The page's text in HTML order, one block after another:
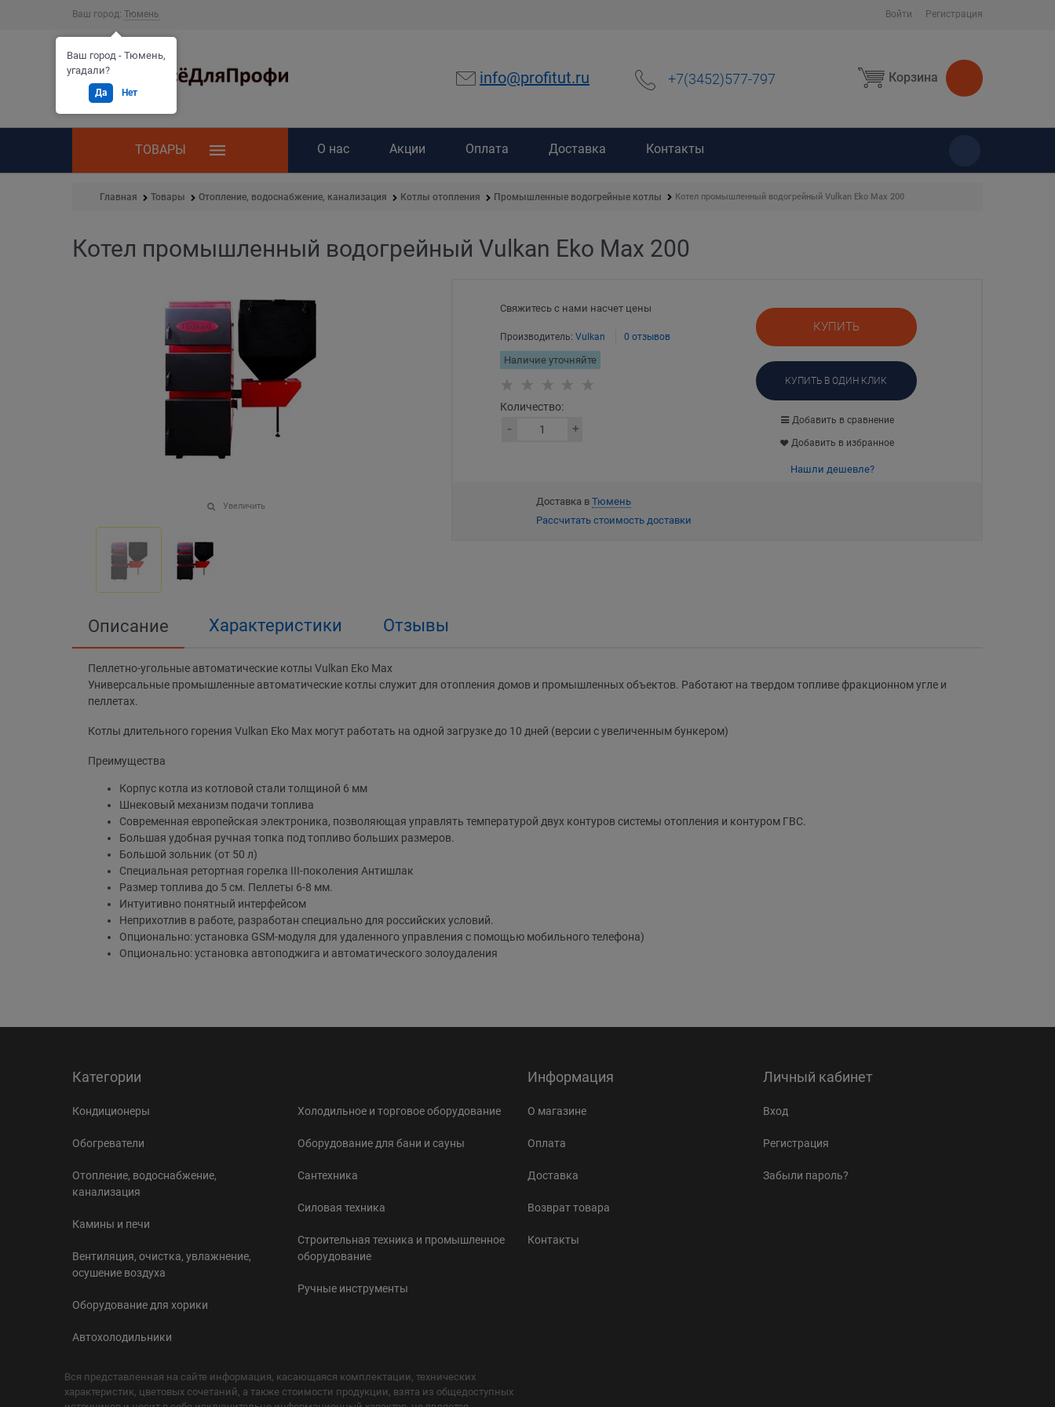
Ваш город: Тюмень Войти Регистрация
info@profitut.ru +7(3452)577-797 Корзина
ТОВАРЫ О нас Акции Оплата Доставка Контакты
Главная Товары Отопление, водоснабжение, канализация Котлы отопления Промышленные водогрейные котлы Котел промышленный водогрейный Vulkan Eko Max 200
Котел промышленный водогрейный Vulkan Eko Max 200
Увеличить
Свяжитесь с нами насчет цены
Производитель:Vulkan 0 отзывов
Наличие уточняйте
Количество:
КУПИТЬ
КУПИТЬ В ОДИН КЛИК
Добавить в сравнение
Добавить в избранное
Нашли дешевле?
Доставка вТюмень
Рассчитать стоимость доставки
Описание Характеристики Отзывы
Пеллетно-угольные автоматические котлы Vulkan Eko Max
Универсальные промышленные автоматические котлы служит для отопления домов и промышленных объектов. Работают на твердом топливе фракционном угле и
пеллетах.
Котлы длительного горения Vulkan Eko Max могут работать на одной загрузке до 10 дней (версии с увеличенным бункером)
Преимущества
Корпус котла из котловой стали толщиной 6 мм
Шнековый механизм подачи топлива
Современная европейская электроника, позволяющая управлять температурой двух контуров системы отопления и контуром ГВС.
Большая удобная ручная топка под топливо больших размеров.
Большой зольник (от 50 л)
Специальная ретортная горелка III-поколения Антишлак
Размер топлива до 5 см. Пеллеты 6-8 мм.
Интуитивно понятный интерфейсом
Неприхотлив в работе, разработан специально для российских условий.
Опционально: установка GSM-модуля для удаленного управления с помощью мобильного телефона)
Опционально: установка автоподжига и автоматического золоудаления
Категории
Кондиционеры
Обогреватели
Отопление, водоснабжение,
канализация
Камины и печи
Вентиляция, очистка, увлажнение,
осушение воздуха
Оборудование для хорики
Автохолодильники
Холодильное и торговое оборудование
Оборудование для бани и сауны
Сантехника
Силовая техника
Строительная техника и промышленное
оборудование
Ручные инструменты
Информация
О магазине
Оплата
Доставка
Возврат товара
Контакты
Личный кабинет
Вход
Регистрация
Забыли пароль?
Вся представленная на сайте информация, касающаяся комплектации, технических
характеристик, цветовых сочетаний, а также стоимости продукции, взята из общедоступных
Ваш город - Тюмень,
угадали?
Да Нет